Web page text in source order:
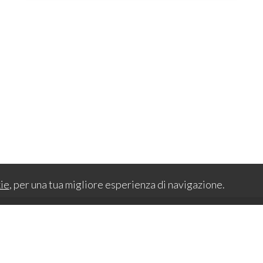
, per una tua migliore esperienza di navigazione.